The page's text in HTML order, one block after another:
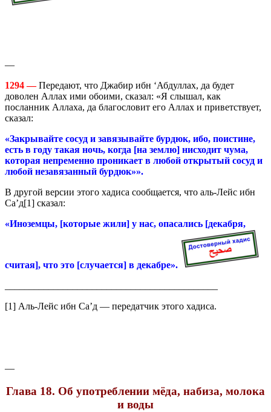
—
1294 —Передают, что Джабир ибн ‘Абдуллах, да будет
доволен Аллах ими обоими, сказал: «Я слышал, как
посланник Аллаха, да благословит его Аллах и приветствует,
сказал:
«Закрывайте сосуд и завязывайте бурдюк, ибо, поистине,
есть в году такая ночь, когда [на землю] нисходит чума,
которая непременно проникает в любой открытый сосуд и
любой незавязанный бурдюк»».
В другой версии этого хадиса сообщается, что аль-Лейс ибн
Са’д[1] сказал:
«Иноземцы, [которые жили] у нас, опасались [декабря,
считая], что это [случается] в декабре».
[1] Аль-Лейс ибн Са’д — передатчик этого хадиса.
—
Глава 18. Об употреблении мёда, набиза, молока
и воды